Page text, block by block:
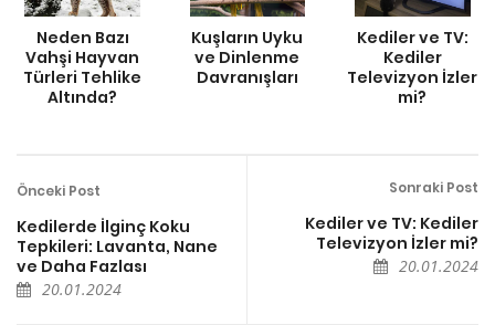
Neden Bazı
Vahşi Hayvan
Türleri Tehlike
Altında?
Kuşların Uyku
ve Dinlenme
Davranışları
Kediler ve TV:
Kediler
Televizyon İzler
mi?
Önceki Post
Kedilerde İlginç Koku
Tepkileri: Lavanta, Nane
ve Daha Fazlası
20.01.2024
Sonraki Post
Kediler ve TV: Kediler
Televizyon İzler mi?
20.01.2024